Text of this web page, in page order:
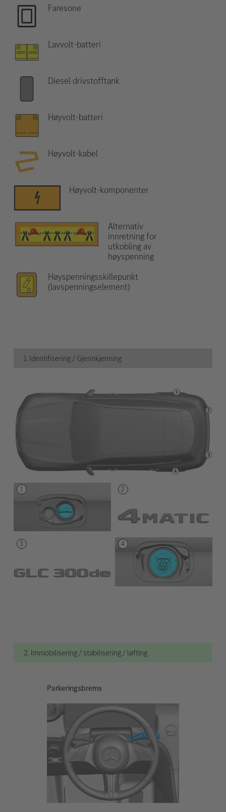
Faresone
Lavvolt-batteri
Diesel drivstofftank
Høyvolt-batteri
Høyvolt-kabel
Høyvolt-komponenter
Alternativ
innretning for
utkobling av
høyspenning
Høyspenningsskillepunkt
(lavspenningselement)
1. Identifisering / Gjennkjenning
2. Immobilisering / stabilisering / løfting
Parkeringsbrems